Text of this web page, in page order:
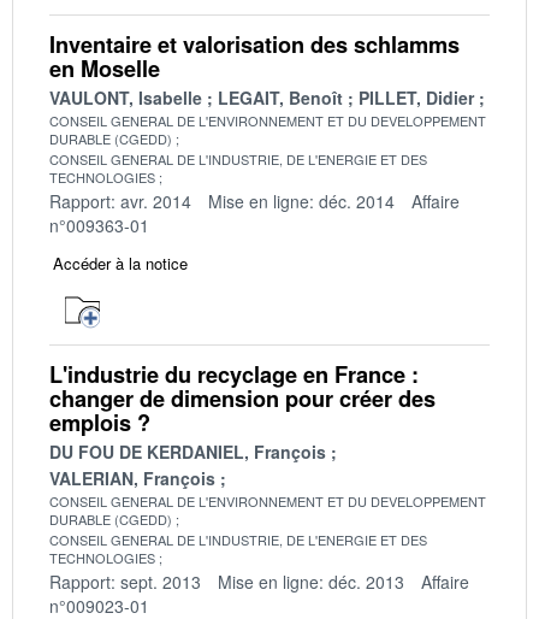
Inventaire et valorisation des schlamms
en Moselle
VAULONT, Isabelle LEGAIT, Benoît PILLET, Didier
CONSEIL GENERAL DE L'ENVIRONNEMENT ET DU DEVELOPPEMENT
DURABLE (CGEDD)
CONSEIL GENERAL DE L'INDUSTRIE, DE L'ENERGIE ET DES
TECHNOLOGIES
Rapport: avr. 2014 Mise en ligne: déc. 2014
Affaire
n°009363-01
Accéder à la notice
L'industrie du recyclage en France :
changer de dimension pour créer des
emplois ?
DU FOU DE KERDANIEL, François
VALERIAN, François
CONSEIL GENERAL DE L'ENVIRONNEMENT ET DU DEVELOPPEMENT
DURABLE (CGEDD)
CONSEIL GENERAL DE L'INDUSTRIE, DE L'ENERGIE ET DES
TECHNOLOGIES
Rapport: sept. 2013 Mise en ligne: déc. 2013
Affaire
n°009023-01